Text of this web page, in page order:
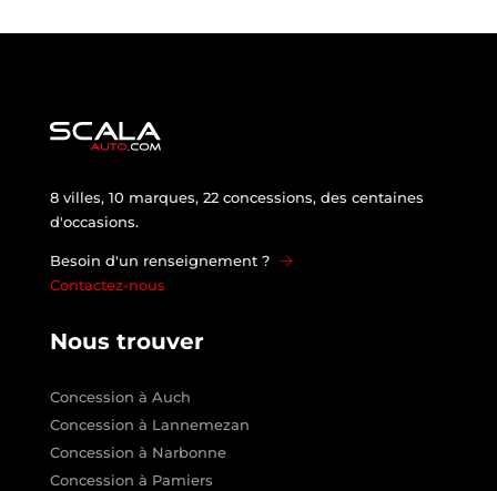
8 villes, 10 marques, 22 concessions, des centaines
d'occasions.
Besoin d'un renseignement ?
Contactez-nous
Nous trouver
Concession à Auch
Concession à Lannemezan
Concession à Narbonne
Concession à Pamiers